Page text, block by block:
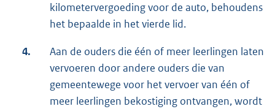
kilometervergoeding voor de auto, behoudens
het bepaalde in het vierde lid.
4.
Aan de ouders die één of meer leerlingen laten
vervoeren door andere ouders die van
gemeentewege voor het vervoer van één of
meer leerlingen bekostiging ontvangen, wordt